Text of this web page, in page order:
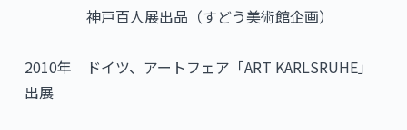
神戸百人展出品（すどう美術館企画）
2010年 ドイツ、アートフェア「ART KARLSRUHE」
出展